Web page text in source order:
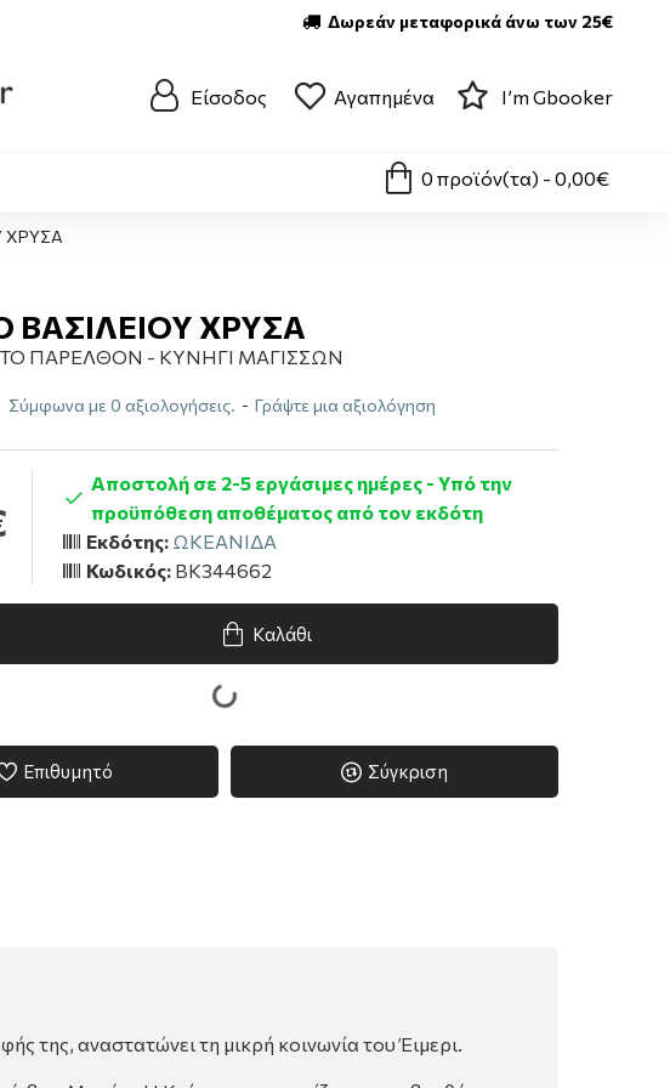
Δωρεάν μεταφορικά άνω των 25€
Είσοδος Αγαπημένα I’m Gbooker
0 προϊόν(τα) - 0,00€
ΧΡΥΣΑ
ΒΑΣΙΛΕΙΟΥ ΧΡΥΣΑ
ΠΑΡΕΛΘΟΝ - ΚΥΝΗΓΙ ΜΑΓΙΣΣΩΝ
Σύμφωνα με 0 αξιολογήσεις. - Γράψτε μια αξιολόγηση
Αποστολή σε 2-5 εργάσιμες ημέρες - Υπό την
προϋπόθεση αποθέματος από τον εκδότη
Εκδότης: ΩΚΕΑΝΙΔΑ
Κωδικός: BK344662
Καλάθι
Επιθυμητό Σύγκριση
της, αναστατώνει τη μικρή κοινωνία του Έιμερι.